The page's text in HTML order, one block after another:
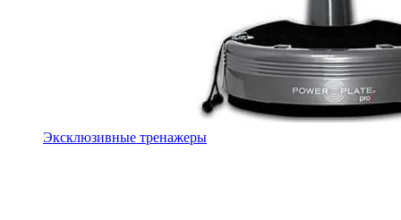
Эксклюзивные тренажеры